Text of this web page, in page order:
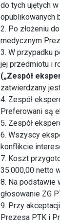
do tych ujętych
opublikowanych
2. Po złożeniu
medycznym
3. W przypadku
jej przedmiotu i
(„Zespół
zatwierdzany
4. Zespół
Preferowani są
5. Zespół
6. Wszyscy
konflikcie
7. Koszt
35.000,00 netto
8. Na podstawie
głosowanie ZG
9. Przy
Prezesa PTK i